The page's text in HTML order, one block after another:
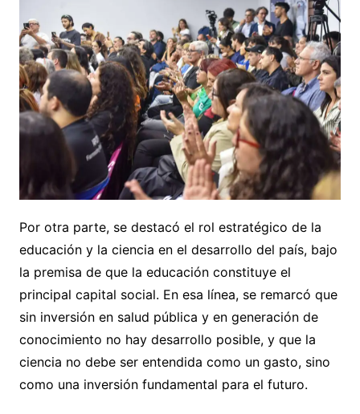
Por otra parte, se destacó el rol estratégico de la
educación y la ciencia en el desarrollo del país, bajo
la premisa de que la educación constituye el
principal capital social. En esa línea, se remarcó que
sin inversión en salud pública y en generación de
conocimiento no hay desarrollo posible, y que la
ciencia no debe ser entendida como un gasto, sino
como una inversión fundamental para el futuro.